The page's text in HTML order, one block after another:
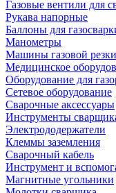
Газовые вентили для
Рукава напорные
Баллоны для
Манометры
Машины газовой резки
Медицинское
Оборудование для
Сетевое оборудование
Сварочные аксессуары
Инструменты
Электрододержатели
Клеммы заземления
Сварочный кабель
Инструмент и
Магнитные угольники